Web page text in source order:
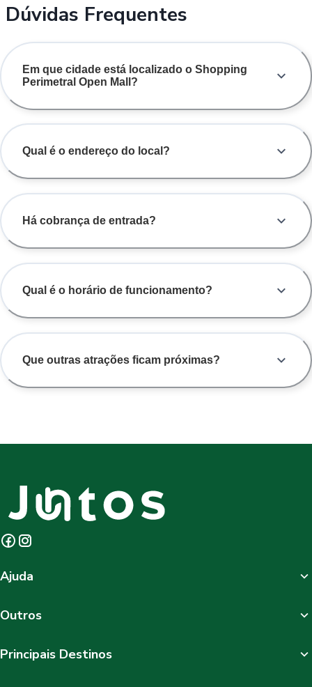
Dúvidas Frequentes
Em que cidade está localizado o Shopping
Perimetral Open Mall?
Qual é o endereço do local?
Há cobrança de entrada?
Qual é o horário de funcionamento?
Que outras atrações ficam próximas?
Ajuda
Outros
Principais Destinos